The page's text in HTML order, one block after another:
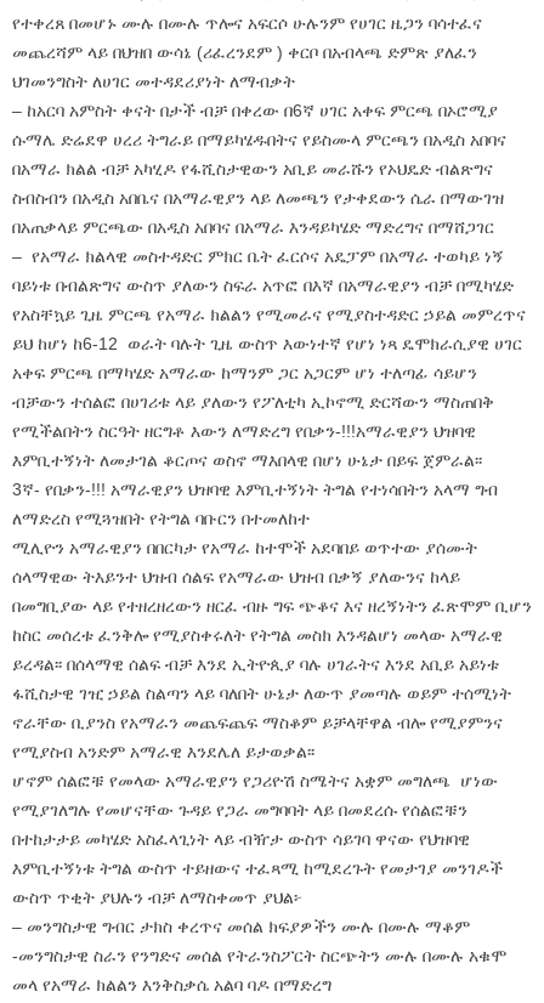
የተቀረጸ በመሆኑ ሙሉ በሙሉ ጥሎና አፍርሶ ሁሉንም የሀገር ዜጋን ባሳተፈና
መጨረሻም ላይ በህዝበ ውሳኔ (ሪፈረንደም ) ቀርቦ በአብላጫ ድምጽ ያለፈን
ህገመንግስት ለሀገር መተዳደሪያነት ለማብቃት
– ከአርባ አምስት ቀናት በታች ብቻ በቀረው በ6ኛ ሀገር አቀፍ ምርጫ በኦሮሚያ
ሱማሌ ድሬደዋ ሀረሪ ትግራይ በማይካሄዱበትና የይስሙላ ምርጫን በአዲስ አበባና
በአማራ ክልል ብቻ አካሂዶ የፋሺስታዊውን አቢይ መራሹን የኦህዴድ ብልጽግና
ስብስብን በአዲስ አበቤና በአማራዊያን ላይ ለመጫን የታቀደውን ሴራ በማውገዝ
በአጠቃላይ ምርጫው በአዲስ አበባና በአማራ እንዳይካሄድ ማድረግና በማሸጋገር
– የአማራ ክልላዊ መስተዳድር ምክር ቤት ፈርሶና አዴፓም በአማራ ተወካይ ነኝ
ባይነቱ በብልጽግና ውስጥ ያለውን ስፍራ አጥፎ በእኛ በአማራዊያን ብቻ በሚካሄድ
የአስቸኳይ ጊዜ ምርጫ የአማራ ክልልን የሚመራና የሚያስተዳድር ኃይል መምረጥና
ይህ ከሆነ ከ6-12 ወራት ባሉት ጊዜ ውስጥ እውነተኛ የሆነ ነጻ ዴሞክራሲያዊ ሀገር
አቀፍ ምርጫ በማካሄድ አማራው ከማንም ጋር አጋርም ሆነ ተለጣፊ ሳይሆን
ብቻውን ተሰልፎ በሀገሪቱ ላይ ያለውን የፖለቲካ ኢኮኖሚ ድርሻውን ማስጠበቅ
የሚችልበትን ስርዓት ዘርግቶ እውን ለማድረግ የበቃን-!!!አማራዊያን ህዝባዊ
እምቢተኝነት ለመታገል ቆርጦና ወስኖ ማእበላዊ በሆነ ሁኔታ በይፍ ጀምራል፡፡
3ኛ- የበቃን-!!! አማራዊያን ህዝባዊ እምቢተኝነት ትግል የተነሳበትን አላማ ግብ
ለማድረስ የሚጓዝበት የትግል ባቡርን በተመለከተ
ሚሊዮን አማራዊያን በበርካታ የአማራ ከተሞች አደባበይ ወጥተው ያሰሙት
ሰላማዊው ትእይንተ ህዝብ ሰልፍ የአማራው ህዝብ በቃኝ ያለውንና ከላይ
በመግቢያው ላይ የተዘረዘረውን ዘርፈ ብዙ ግፍ ጭቆና እና ዘረኝነትን ፈጽሞም ቢሆን
ከስር መሰረቱ ፈንቅሎ የሚያስቀሩለት የትግል መስክ እንዳልሆነ መላው አማራዊ
ይረዳል፡፡ በሰላማዊ ሰልፍ ብቻ እንደ ኢትዮጲያ ባሉ ሀገራትና እንደ አቢይ አይነቱ
ፋሺስታዊ ገዢ ኃይል ስልጣን ላይ ባለበት ሁኔታ ለውጥ ያመጣሉ ወይም ተሰሚነት
ኖራቸው ቢያንስ የአማራን መጨፍጨፍ ማስቆም ይቻላቸዋል ብሎ የሚያምንና
የሚያስብ አንድም አማራዊ እንደሌለ ይታወቃል፡፡
ሆኖም ሰልፎቹ የመላው አማራዊያን የጋሪዮሽ ስሜትና አቋም መግለጫ ሆነው
የሚያገለግሉ የመሆናቸው ጉዳይ የጋራ መግባባት ላይ በመደረሱ የሰልፎቹን
በተከታታይ መካሄድ አስፈላጊነት ላይ ብዥታ ውስጥ ሳይገባ ዋናው የህዝባዊ
እምቢተኝነቱ ትግል ውስጥ ተይዘውና ተፈጻሚ ከሚደረጉት የመታገያ መንገዶች
ውስጥ ጥቂት ያህሉን ብቻ ለማስቀመጥ ያህል፦
– መንግስታዊ ግብር ታክስ ቀረጥና መሰል ክፍያዎችን ሙሉ በሙሉ ማቆም
-መንግስታዊ ስራን የንግድና መሰል የትራንስፖርት ስርጭትን ሙሉ በሙሉ አቁሞ
መላ የአማራ ክልልን እንቅስቃሴ አልባ ባዶ በማድረግ